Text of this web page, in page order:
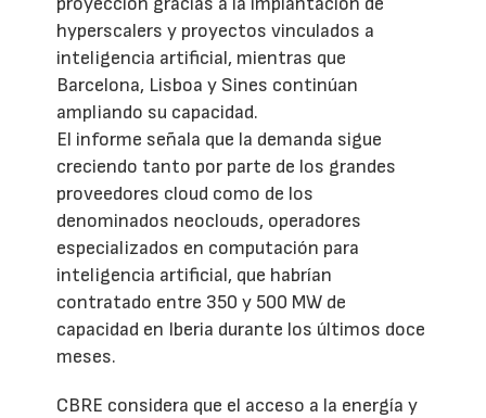
hyperscalers y proyectos vinculados a
inteligencia artificial, mientras que
Barcelona, Lisboa y Sines continúan
ampliando su capacidad.
El informe señala que la demanda sigue
creciendo tanto por parte de los grandes
proveedores cloud como de los
denominados neoclouds, operadores
especializados en computación para
inteligencia artificial, que habrían
contratado entre 350 y 500 MW de
capacidad en Iberia durante los últimos doce
meses.
CBRE considera que el acceso a la energía y